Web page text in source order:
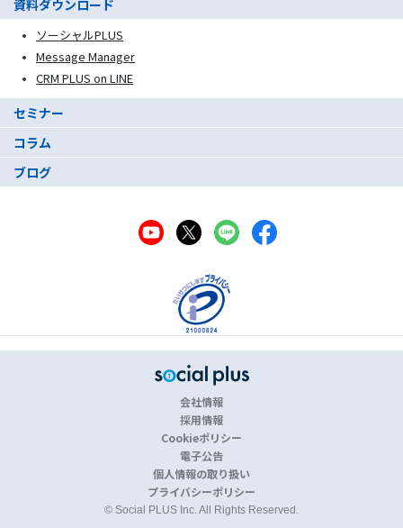
資料ダウンロード
ソーシャルPLUS
Message Manager
CRM PLUS on LINE
セミナー
コラム
ブログ
会社情報
採用情報
Cookieポリシー
電子公告
個人情報の取り扱い
プライバシーポリシー
© Social PLUS Inc. All Rights Reserved.